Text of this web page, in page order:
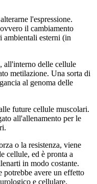
l'espressione.
il cambiamento
ambientali esterni (in
all'interno delle cellule
metilazione. Una sorta di
al genoma delle
future cellule muscolari.
all'allenamento per le
o la resistenza, viene
cellule, ed è pronta a
in modo costante.
potrebbe avere un effetto
e cellulare.